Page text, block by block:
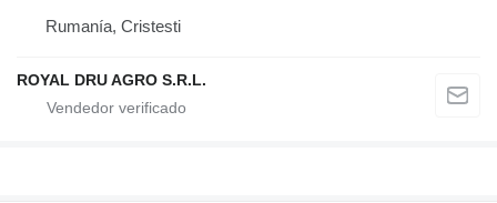
Rumanía, Cristesti
ROYAL DRU AGRO S.R.L.